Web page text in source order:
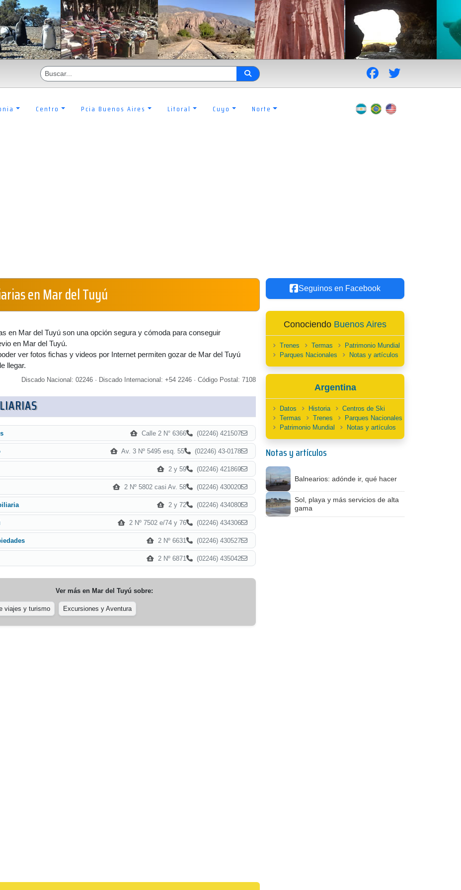
Centro Pcia Buenos Aires Litoral Cuyo Norte
en Mar del Tuyú
en Mar del Tuyú son una opción segura y cómoda para conseguir
en Mar del Tuyú.
ver fotos fichas y videos por Internet permiten gozar de Mar del Tuyú
llegar.
Discado Nacional: 02246 · Discado Internacional: +54 2246 · Código Postal: 7108
Calle 2 N° 6366 (02246) 421507
Av. 3 Nº 5495 esq. 55 (02246) 43-0178
2 y 59 (02246) 421869
2 Nº 5802 casi Av. 58 (02246) 430020
2 y 72 (02246) 434080
2 Nº 7502 e/74 y 76 (02246) 434306
2 Nº 6631 (02246) 430527
2 Nº 6871 (02246) 435042
Ver más en Mar del Tuyú sobre:
viajes y turismo Excursiones y Aventura
Seguinos en Facebook
Conociendo Buenos Aires
Trenes Termas
Patrimonio Mundial
Parques Nacionales
Notas y artículos
Argentina
Datos Historia
Centros de Ski
Termas
Trenes
Parques Nacionales
Patrimonio Mundial
Notas y artículos
Notas y artículos
Balnearios: adónde ir, qué hacer
Sol, playa y más servicios de alta
gama